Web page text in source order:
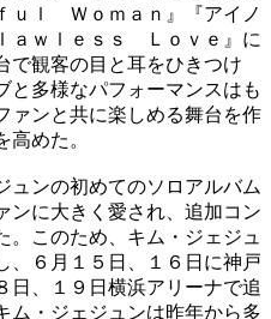
ｕｌ Ｗｏｍａｎ』『アイノ
ａｗｌｅｓｓ Ｌｏｖｅ』に
で観客の目と耳をひきつけ
と多様なパフォーマンスはも
ァンと共に楽しめる舞台を作
高めた。
ュンの初めてのソロアルバム
ンに大きく愛され、追加コン
このため、キム・ジェジュ
、６月１５日、１６日に神戸
日、１９日横浜アリーナで追
ム・ジェジュンは昨年から多